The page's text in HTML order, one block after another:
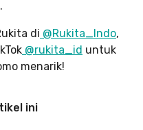
.
di @Rukita_Indo,
@rukita_id untuk
menarik!
ini